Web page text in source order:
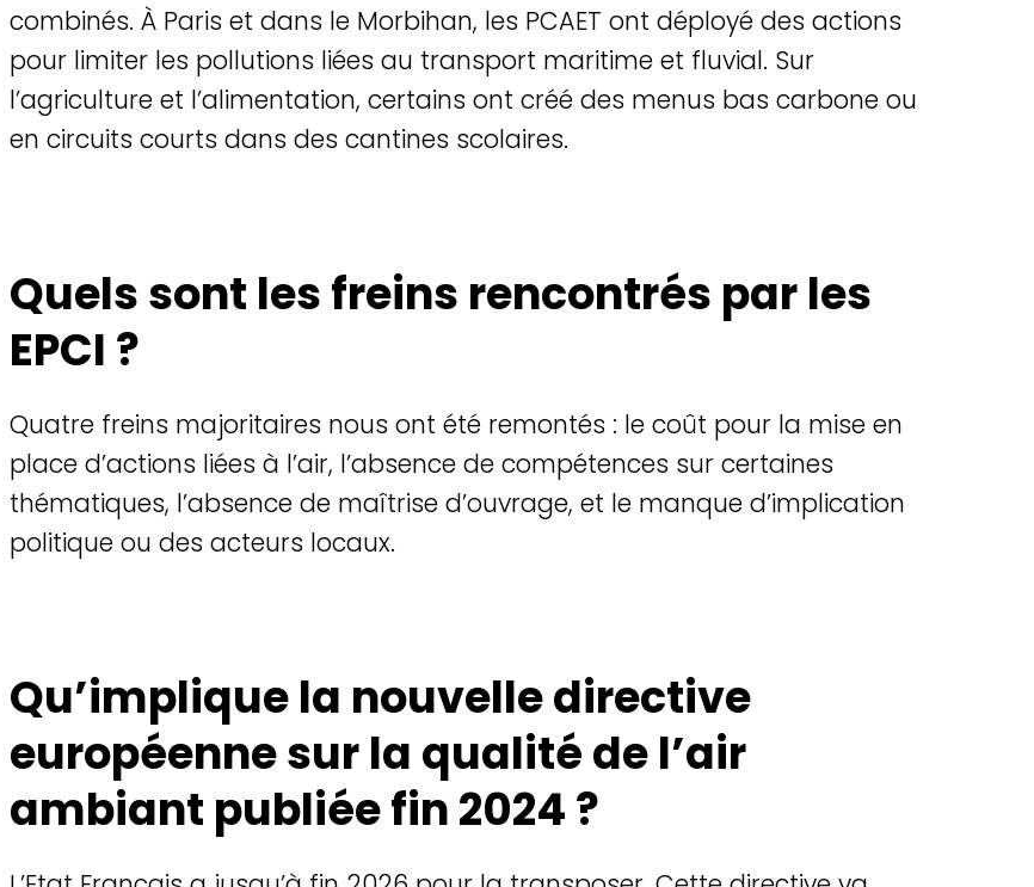
combinés. À Paris et dans le Morbihan, les PCAET ont déployé des actions
pour limiter les pollutions liées au transport maritime et fluvial. Sur
l’agriculture et l’alimentation, certains ont créé des menus bas carbone ou
en circuits courts dans des cantines scolaires.
Quels sont les freins rencontrés par les
EPCI ?
Quatre freins majoritaires nous ont été remontés : le coût pour la mise en
place d’actions liées à l’air, l’absencede compétences sur certaines
thématiques, l’absencede maîtrise d’ouvrage, et le manque d’implication
politique ou des acteurs locaux.
Qu’implique la nouvelle directive
européenne sur la qualité de l’air
ambiant publiée fin 2024 ?